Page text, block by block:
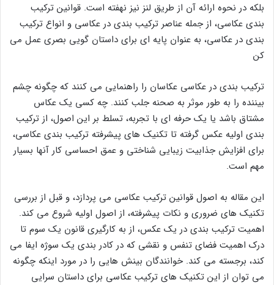
بلکه در نحوه ارائه آن از طریق لنز نیز نهفته است. قوانین ترکیب
بندی عکاسی، از جمله عناصر ترکیب بندی در عکاسی و انواع ترکیب
بندی در عکاسی، به عنوان پایه ای برای داستان گویی بصری عمل می
کن
ترکیب بندی در عکاسی عکاسان را راهنمایی می کنند که چگونه چشم
بیننده را به طور موثر به صحنه جلب کنند. چه کسی یک عکاس
مشتاق باشد یا یک حرفه ای با تجربه، تسلط بر این اصول، از ترکیب
بندی اولیه عکس گرفته تا تکنیک های پیشرفته ترکیب بندی عکاسی،
برای افزایش جذابیت زیبایی شناختی و عمق احساسی کار آنها بسیار
مهم است.
این مقاله به اصول قوانین ترکیب عکاسی می پردازد، و قبل از بررسی
تکنیک های ضروری و نکات پیشرفته، از اصول اولیه شروع می کند.
اهمیت ترکیب بندی در یک عکس، از به کارگیری قانون یک سوم تا
درک اهمیت فضای تنفس و نقشی که در کادر بندی یک سوژه ایفا می
کند، برجسته می کند. خوانندگان بینش هایی را در مورد اینکه چگونه
می توان از این تکنیک های ترکیب عکاسی برای داستان سرایی